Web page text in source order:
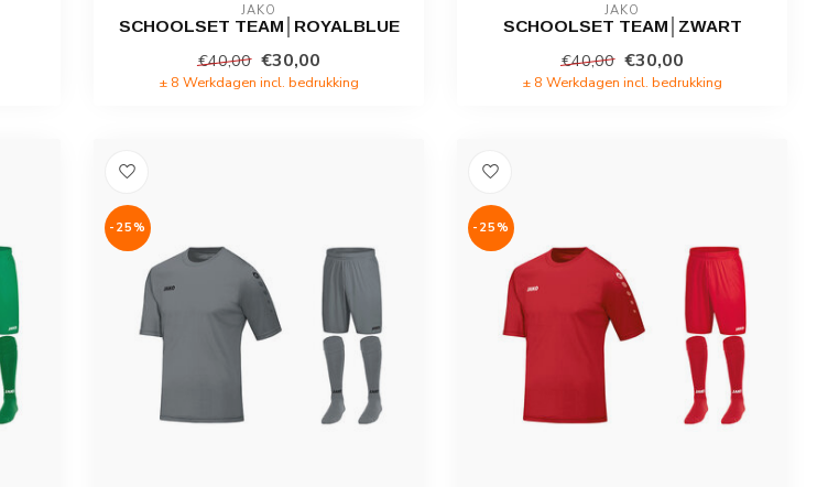
JAKO
SCHOOLSET TEAM│ROYALBLUE
€40,00 €30,00
± 8 Werkdagen incl. bedrukking
JAKO
SCHOOLSET TEAM│ZWART
€40,00 €30,00
± 8 Werkdagen incl. bedrukking
-25% -25%